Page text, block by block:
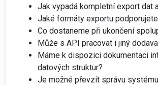
Jak vypadá kompletní export dat
Jaké formáty exportu
Co dostaneme při ukončení
Může s API pracovat i jiný
Máme k dispozici dokumentaci
datových struktur?
Je možné převzít správu